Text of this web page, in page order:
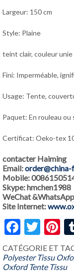
Largeur: 150 cm
Style: Plaine
teint clair, couleur unie
Fini: Imperméable,
Usage: Tente,
Paquet: En rouleau
Certificat: Oeko-tex
contacter Haiming
Email:
Mobile:
Skype: hmchen1988
WeChat
Site Internet:
CATÉGORIE ET
Polyester Tissu
Oxford Tente Tissu